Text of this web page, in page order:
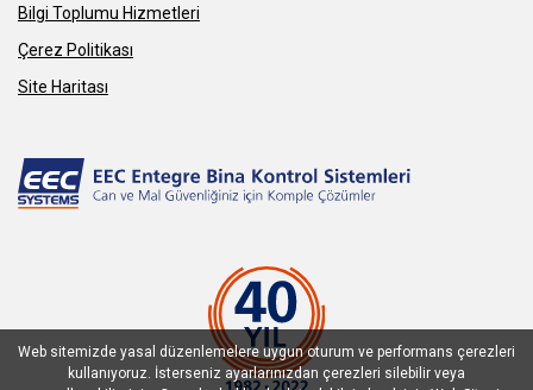
Bilgi Toplumu Hizmetleri
Çerez Politikası
Site Haritası
Web sitemizde yasal düzenlemelere uygun oturum ve performans çerezleri
kullanıyoruz. İsterseniz ayarlarınızdan çerezleri silebilir veya